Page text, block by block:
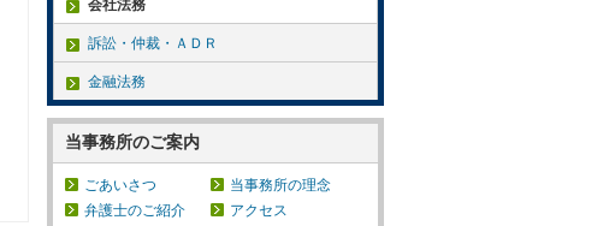
会社法務
訴訟・仲裁・ＡＤＲ
金融法務
当事務所のご案内
ごあいさつ
当事務所の理念
弁護士のご紹介
アクセス